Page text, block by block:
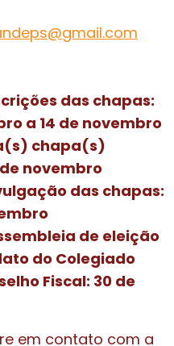
gmail.com
das chapas:
a 14 de novembro
chapa(s)
novembro
das chapas:
de eleição
do Colegiado
Fiscal: 30 de
em contato com a